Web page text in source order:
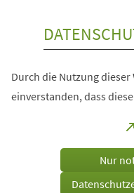
Durch die Nutzung
einverstanden, dass
Nur